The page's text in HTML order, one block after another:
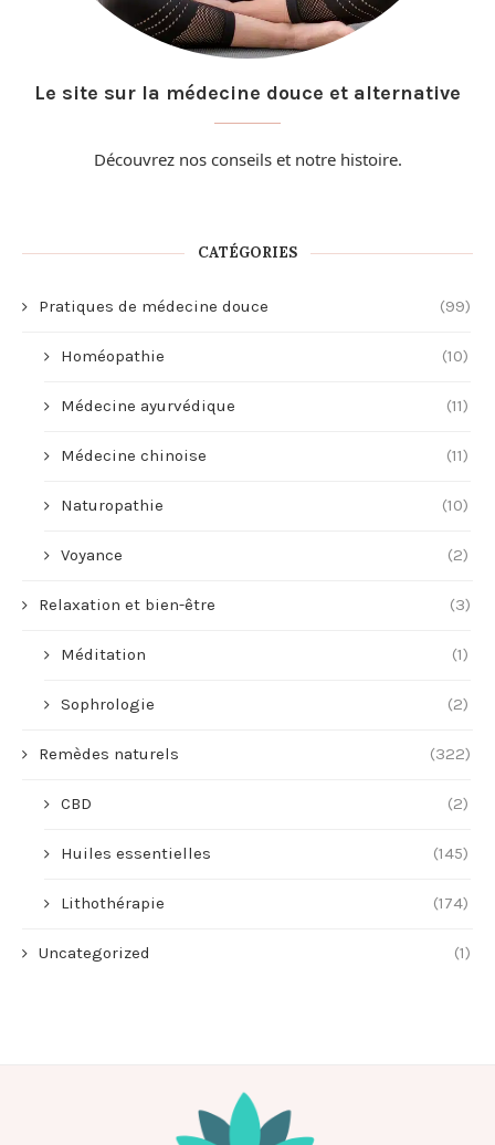
Le site sur la médecine douce et alternative
Découvrez nos conseils et notre histoire.
CATÉGORIES
Pratiques de médecine douce (99)
Homéopathie (10)
Médecine ayurvédique (11)
Médecine chinoise (11)
Naturopathie (10)
Voyance (2)
Relaxation et bien-être (3)
Méditation (1)
Sophrologie (2)
Remèdes naturels (322)
CBD (2)
Huiles essentielles (145)
Lithothérapie (174)
Uncategorized (1)